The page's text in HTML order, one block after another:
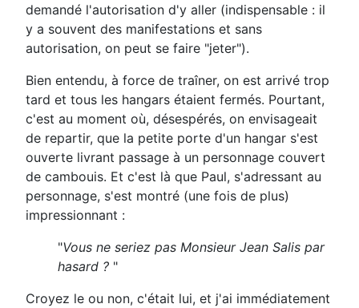
demandé l'autorisation d'y aller (indispensable : il
y a souvent des manifestations et sans
autorisation, on peut se faire "jeter").
Bien entendu, à force de traîner, on est arrivé trop
tard et tous les hangars étaient fermés. Pourtant,
c'est au moment où, désespérés, on envisageait
de repartir, que la petite porte d'un hangar s'est
ouverte livrant passage à un personnage couvert
de cambouis. Et c'est là que Paul, s'adressant au
personnage, s'est montré (une fois de plus)
impressionnant :
"Vous ne seriez pas Monsieur Jean Salis par
hasard ? "
Croyez le ou non, c'était lui, et j'ai immédiatement